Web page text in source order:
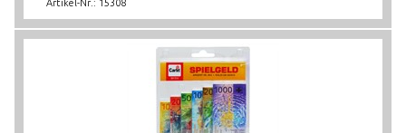
Artikel-Nr.: 15308